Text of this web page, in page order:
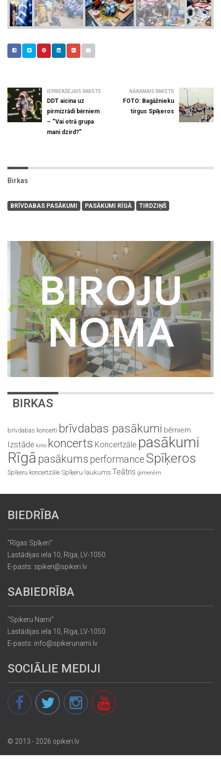
IEPRIEKŠĒJAIS RAKSTS
DDT aicina uz
pirmizrādi bērniem
– “Vai otrā grupa
mani dzird?”
NĀKAMAIS RAKSTS
FOTO: Bagāžnieku
tirgus Spīķeros
Birkas
BRĪVDABAS PASĀKUMI PASĀKUMI RĪGĀ TIRDZIŅŠ
BIRKAS
brīvdabas koncerti brīvdabas pasākumi bērniem
Izstāde kino koncerts Koncertzāle pasākumi
Rīgā pasākums performance Spīķeros
Spīķeru koncertzāle Spīķeru laukums Teātris ģimenēm
BIEDRĪBA
"Rīgas Spīķeri"
Lastādijas iela 10, Rīga, LV-1050
E-pasts: spikeri@spikeri.lv
SABIEDRĪBA
"Spikeru Nami"
Lastādijas iela 10, Rīga, LV-1050
E-pasts: info@spikerunami.lv
SOCIĀLIE MEDIJI
© 2013 - 2026 spikeri.lv